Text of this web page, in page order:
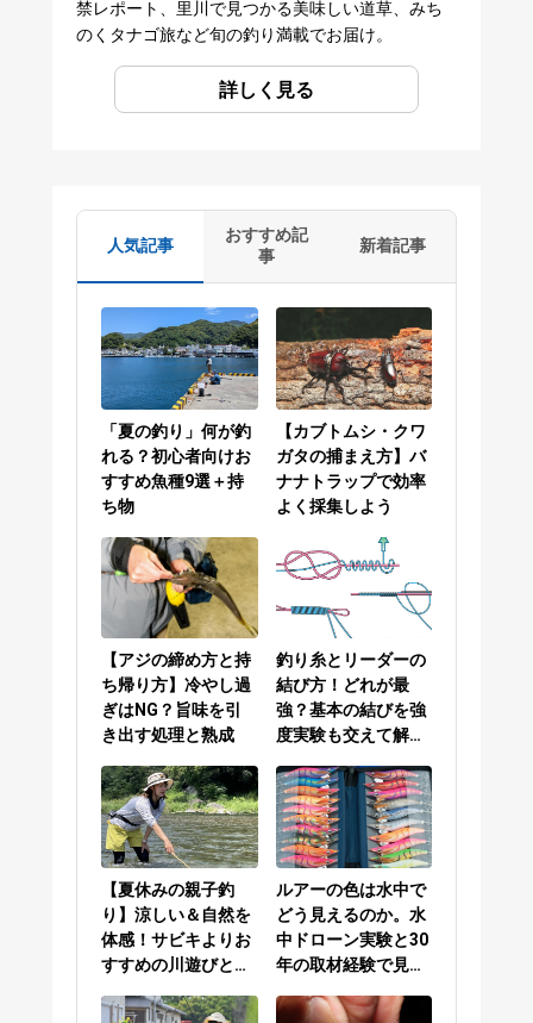
禁レポート、里川で見つかる美味しい道草、みち
のくタナゴ旅など旬の釣り満載でお届け。
詳しく見る
人気記事
おすすめ記
事
新着記事
「夏の釣り」何が釣
れる？初心者向けお
すすめ魚種9選＋持
ち物
【カブトムシ・クワ
ガタの捕まえ方】バ
ナナトラップで効率
よく採集しよう
【アジの締め方と持
ち帰り方】冷やし過
ぎはNG？旨味を引
き出す処理と熟成
釣り糸とリーダーの
結び方！どれが最
強？基本の結びを強
度実験も交えて解説
ーの結び方編
【夏休みの親子釣
り】涼しい＆自然を
体感！サビキよりお
すすめの川遊びと
ルアーの色は水中で
どう見えるのか。水
中ドローン実験と30
年の取材経験で見え